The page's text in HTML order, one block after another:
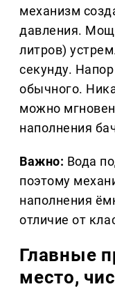
механизм
давления.
литров)
секунду.
обычного.
можно
наполнения
Важно: Вода
поэтому
наполнения
отличие от
Главные
место,